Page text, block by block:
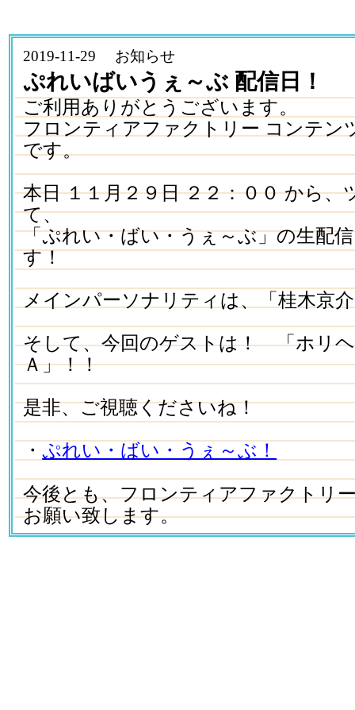
2019-11-29 お知らせ
ぷれいばいうぇ～ぶ 配信日！
ご利用ありがとうございます。
フロンティアファクトリー コンテン
です。
本日 １１月２９日 ２２：００ から、
て、
「ぷれい・ばい・うぇ～ぶ」の生配
す！
メインパーソナリティは、「桂木京
そして、今回のゲストは！ 「ホリ
Ａ」！！
是非、ご視聴くださいね！
・ぷれい・ばい・うぇ～ぶ！
今後とも、フロンティアファクトリ
お願い致します。